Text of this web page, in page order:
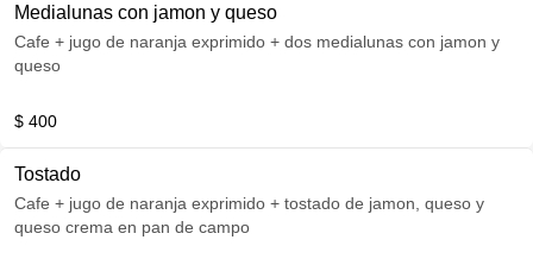
Medialunas con jamon y queso
Cafe + jugo de naranja exprimido + dos medialunas con jamon y
queso
$ 400
Tostado
Cafe + jugo de naranja exprimido + tostado de jamon, queso y
queso crema en pan de campo